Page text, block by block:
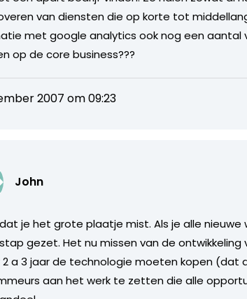
van diensten die op korte tot
met google analytics ook nog een aantal
op de core business???
2007 om 09:23
John
je het grote plaatje mist. Als je alle
gezet. Het nu missen van de
2 a 3 jaar de technologie moeten kopen (dat
aan het werk te zetten die alle